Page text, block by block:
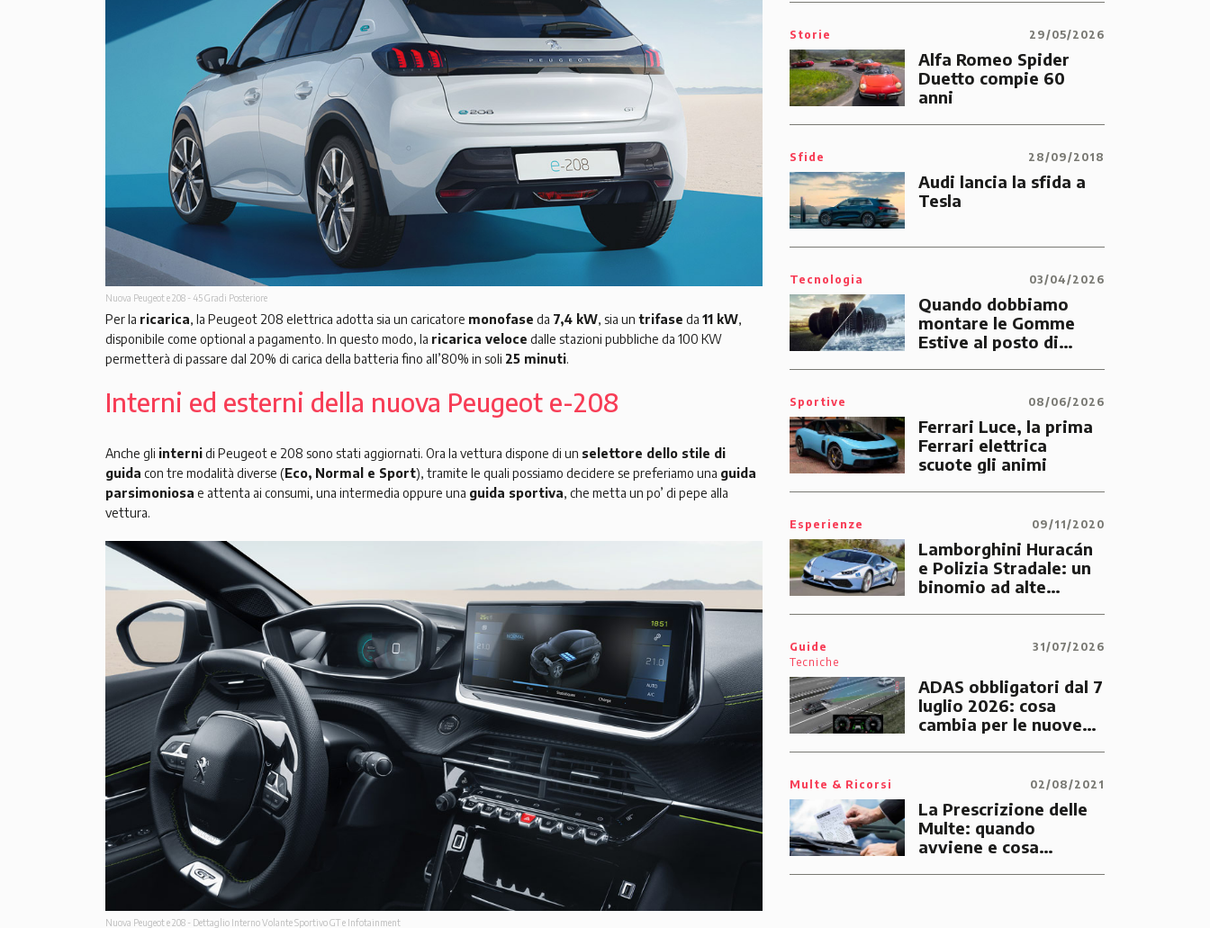
Nuova Peugeot e 208 - 45 Gradi Posteriore
Per la ricarica, la Peugeot 208 elettrica adotta sia un caricatore monofase da 7,4 kW, sia un trifase da 11 kW,
disponibile come optional a pagamento. In questo modo, la ricarica veloce dalle stazioni pubbliche da 100 KW
permetterà di passare dal 20% di carica della batteria fino all’80% in soli 25 minuti.
Interni ed esterni della nuova Peugeot e-208
Anche gli internidi Peugeot e 208 sono stati aggiornati. Ora la vettura dispone di un selettore dello stile di
guida con tre modalità diverse (Eco, Normal e Sport), tramite le quali possiamo decidere se preferiamo una guida
parsimoniosa e attenta ai consumi, una intermedia oppure una guida sportiva, che metta un po’ di pepe alla
vettura.
Nuova Peugeot e 208 - Dettaglio Interno Volante Sportivo GT e Infotainment
Storie 29/05/2026
Alfa Romeo Spider
Duetto compie 60
anni
Sfide 28/09/2018
Audi lancia la sfida a
Tesla
Tecnologia 03/04/2026
Quando dobbiamo
montare le Gomme
Estive al posto di
Sportive 08/06/2026
Ferrari Luce, la prima
Ferrari elettrica
scuote gli animi
Esperienze 09/11/2020
Lamborghini Huracán
e Polizia Stradale: un
binomio ad alte
Guide
Tecniche
31/07/2026
ADAS obbligatori dal 7
luglio 2026: cosa
cambia per le nuove
Multe & Ricorsi 02/08/2021
La Prescrizione delle
Multe: quando
avviene e cosa